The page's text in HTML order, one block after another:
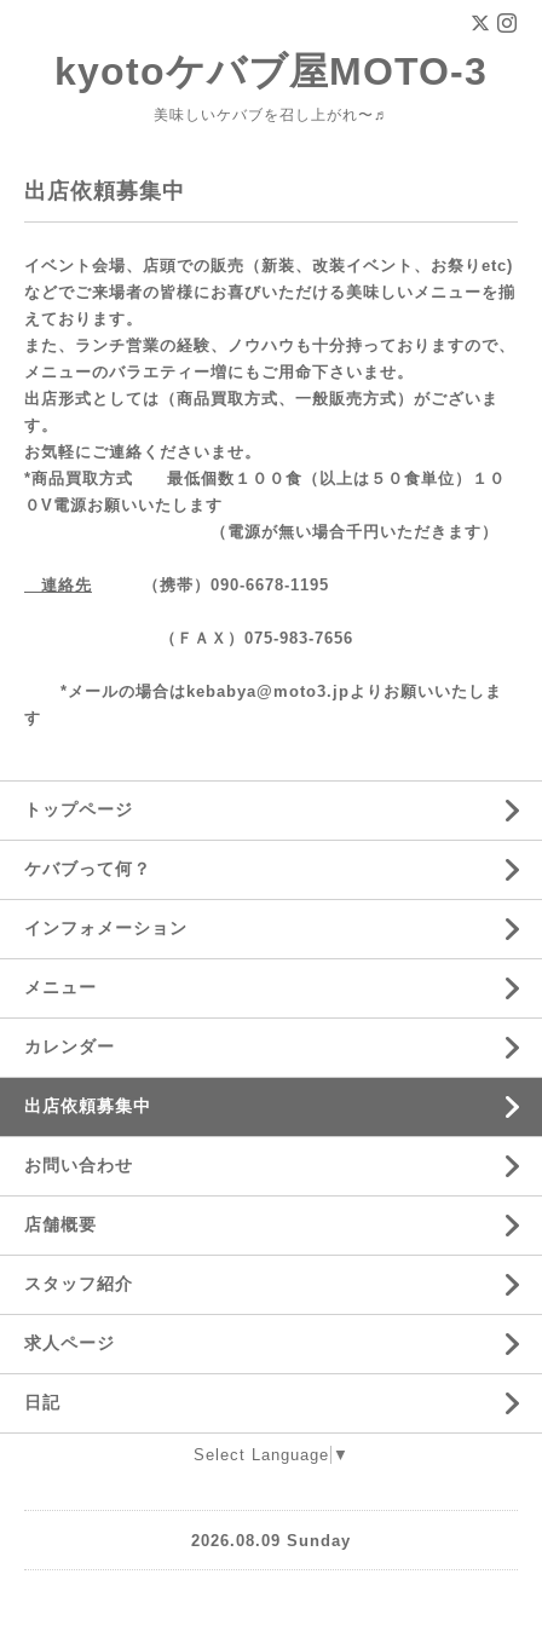
kyotoケバブ屋MOTO-3
美味しいケバブを召し上がれ〜♬
出店依頼募集中
イベント会場、店頭での販売（新装、改装イベント、お祭りetc)
などでご来場者の皆様にお喜びいただける美味しいメニューを揃
えております。
また、ランチ営業の経験、ノウハウも十分持っておりますので、
メニューのバラエティー増にもご用命下さいませ。
出店形式としては（商品買取方式、一般販売方式）がございま
す。
お気軽にご連絡くださいませ。
*商品買取方式 最低個数１００食（以上は５０食単位）１０
０V電源お願いいたします
（電源が無い場合千円いただきます）
連絡先 （携帯）090-6678-1195
（ＦＡＸ）075-983-7656
*メールの場合は kebabya@moto3.jpよりお願いいたしま
す
トップページ
ケバブって何？
インフォメーション
メニュー
カレンダー
出店依頼募集中
お問い合わせ
店舗概要
スタッフ紹介
求人ページ
日記
Select Language ▼
2026.08.09 Sunday